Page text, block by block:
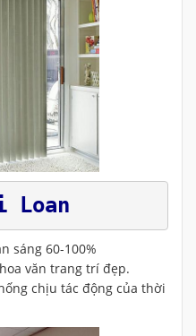
Loan
sáng 60-100%
văn trang trí đẹp.
chịu tác động của thời